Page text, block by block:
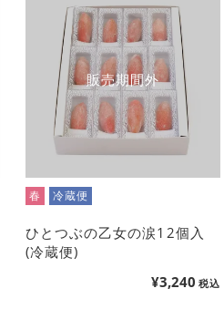
販売期間外
春 冷蔵便
ひとつぶの乙女の涙12個入
(冷蔵便)
¥3,240 税込